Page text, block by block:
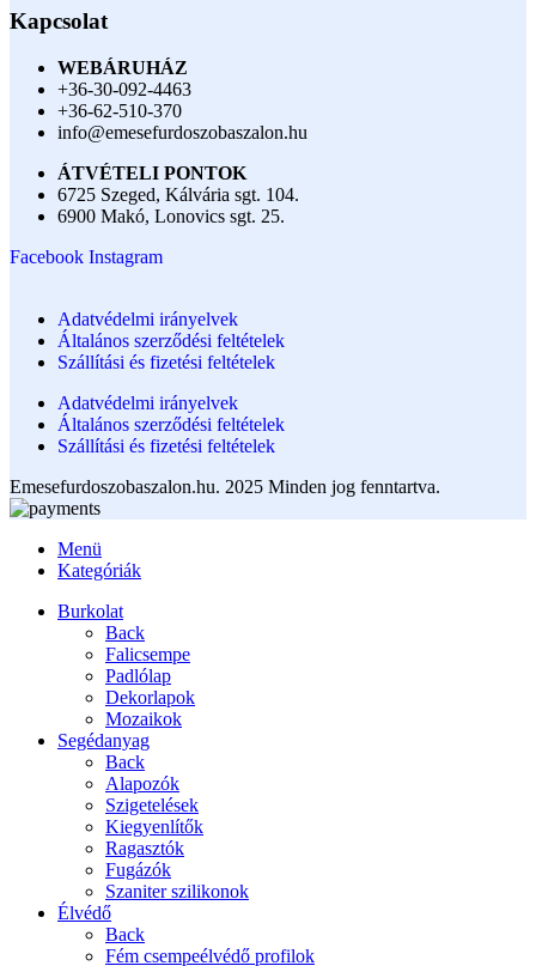
Kapcsolat
WEBÁRUHÁZ
+36-30-092-4463
+36-62-510-370
info@emesefurdoszobaszalon.hu
ÁTVÉTELI PONTOK
6725 Szeged, Kálvária sgt. 104.​
6900 Makó, Lonovics sgt. 25.
Facebook Instagram
Adatvédelmi irányelvek
Általános szerződési feltételek
Szállítási és fizetési feltételek
Adatvédelmi irányelvek
Általános szerződési feltételek
Szállítási és fizetési feltételek
Emesefurdoszobaszalon.hu. 2025 Minden jog fenntartva.
Menü
Kategóriák
Burkolat
Back
Falicsempe
Padlólap
Dekorlapok
Mozaikok
Segédanyag
Back
Alapozók
Szigetelések
Kiegyenlítők
Ragasztók
Fugázók
Szaniter szilikonok
Élvédő
Back
Fém csempeélvédő profilok